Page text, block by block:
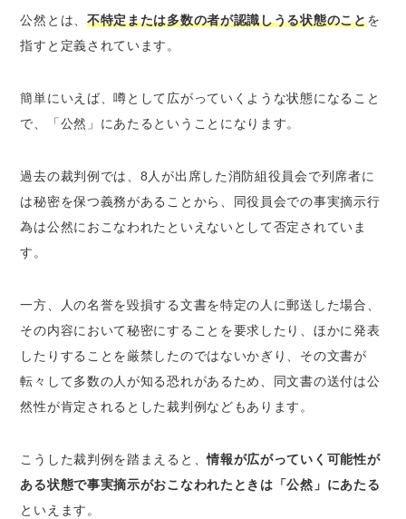
公然とは、 不特定または多数の者が認識しうる状態のことを
指すと定義されています。
簡単にいえば、噂として広がっていくような状態になること
で、「公然」にあたるということになります。
過去の裁判例では、8人が出席した消防組役員会で列席者に
は秘密を保つ義務があることから、同役員会での事実摘示行
為は公然におこなわれたといえないとして否定されていま
す。
一方、人の名誉を毀損する文書を特定の人に郵送した場合、
その内容において秘密にすることを要求したり、ほかに発表
したりすることを厳禁したのではないかぎり、その文書が
転々して多数の人が知る恐れがあるため、同文書の送付は公
然性が肯定されるとした裁判例などもあります。
こうした裁判例を踏まえると、情報が広がっていく可能性が
ある状態で事実摘示がおこなわれたときは「公然」にあたる
といえます。